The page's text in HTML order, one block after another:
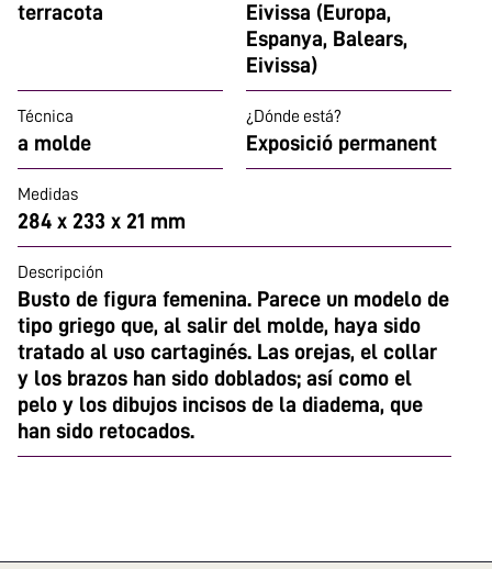
terracota
Eivissa (Europa,
Espanya, Balears,
Eivissa)
Técnica
a molde
¿Dónde está?
Exposició permanent
Medidas
284 x 233 x 21 mm
Descripción
Busto de figura femenina. Parece un modelo de
tipo griego que, al salir del molde, haya sido
tratado al uso cartaginés. Las orejas, el collar
y los brazos han sido doblados; así como el
pelo y los dibujos incisos de la diadema, que
han sido retocados.